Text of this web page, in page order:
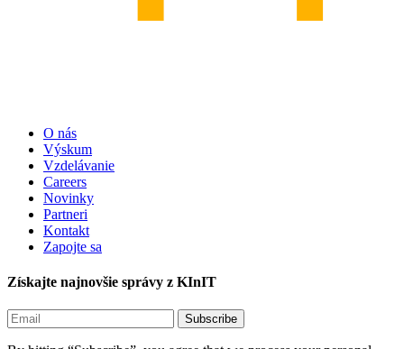
O nás
Výskum
Vzdelávanie
Careers
Novinky
Partneri
Kontakt
Zapojte sa
Získajte najnovšie správy z KInIT